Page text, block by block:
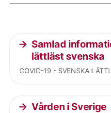
Current articles
Samlad
lättläst svenska
COVID-19 - SVENSKA
Vården i Sverige